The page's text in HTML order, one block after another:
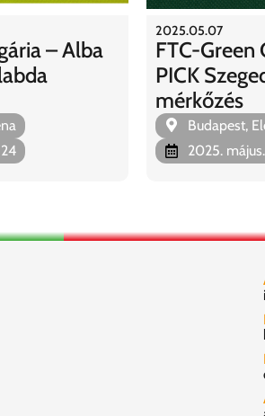
– Alba
2025.05.07
FTC-Green
PICK
mérkőzés
Budapest,
2025.